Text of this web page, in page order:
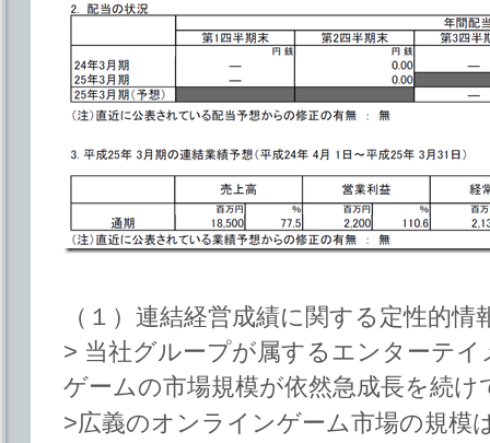
（１）連結経営成績に関する定性的情
> 当社グループが属するエンターテ
ゲームの市場規模が依然急成長を続け
>広義のオンラインゲーム市場の規模